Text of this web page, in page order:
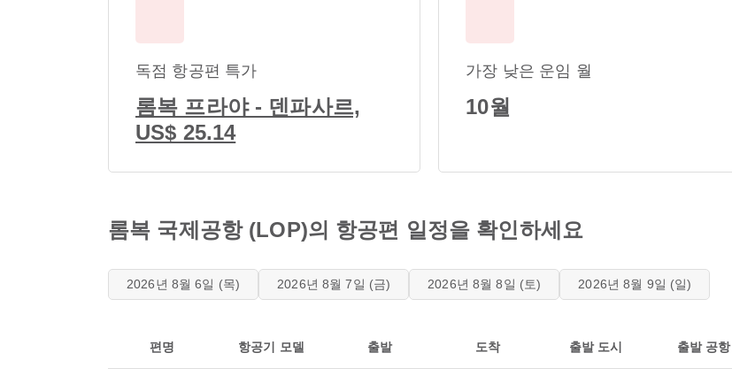
독점 항공편 특가
롬복 프라야 - 덴파사르,
US$ 25.14
가장 낮은 운임 월
10월
롬복 국제공항 (LOP)의 항공편 일정을 확인하세요
2026년 8월 6일 (목) 2026년 8월 7일 (금) 2026년 8월 8일 (토) 2026년 8월 9일 (일)
편명 항공기 모델 출발 도착 출발 도시 출발 공항